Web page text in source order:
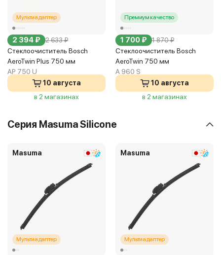
Мультиадаптер
2 394 ₽ 2 633 ₽
Стеклоочиститель Bosch
AeroTwin Plus 750 мм
AP 750 U
10 августа
в 2 магазинах
Премиум качество
1 700 ₽ 1 870 ₽
Стеклоочиститель Bosch
AeroTwin 750 мм
A 960 S
10 августа
в 2 магазинах
Серия Masuma Silicone
Masuma
Мультиадаптер
Masuma
Мультиадаптер